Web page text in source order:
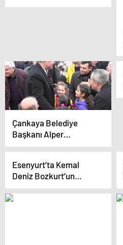
adaylarını tanıttı
Çankaya Belediye
Başkanı Alper
Taşdelen, Çankaya’ya
Esenyurt’ta Kemal
Deniz Bozkurt’un
tekrar aday
gösterilmemesi